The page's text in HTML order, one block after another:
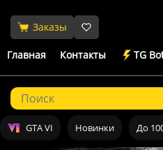
Заказы
Главная Контакты TG
GTA VI Новинки До